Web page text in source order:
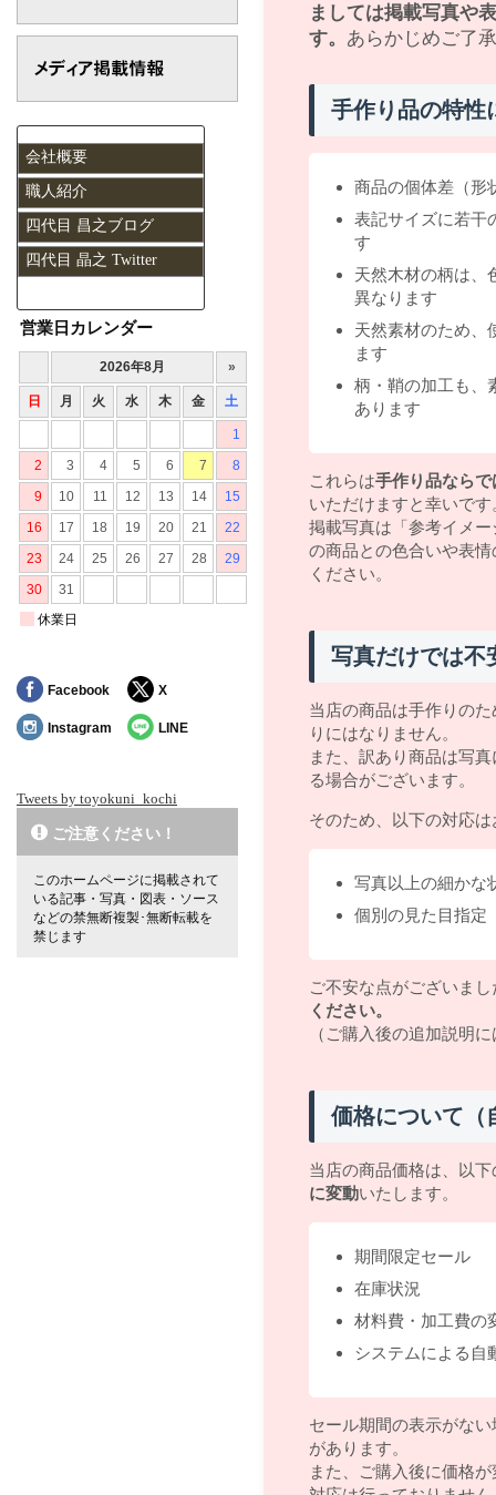
ましては掲載写真や
す。 あらかじめご了
手作り品の特性
商品の個体差（形
表記サイズに若干
す
天然木材の柄は、
異なります
天然素材のため、
ます
柄・鞘の加工も、
あります
これらは手作り品なら
いただけますと幸いです
掲載写真は「参考イメ
の商品との色合いや表
ください。
写真だけでは不
当店の商品は手作りの
りにはなりません。
また、訳あり商品は写
る場合がございます。
そのため、以下の対応
写真以上の細かな
個別の見た目指定
ご不安な点がございまし
ください。
（ご購入後の追加説明
価格について（
当店の商品価格は、以
に変動いたします。
期間限定セール
在庫状況
材料費・加工費の
システムによる自
セール期間の表示がな
があります。
また、ご購入後に価格
会社概要
職人紹介
四代目 昌之ブログ
四代目 晶之 Twitter
営業日カレンダー
Facebook X
Instagram LINE
Tweets by toyokuni_kochi
ご注意ください！
このホームページに掲載されて
いる記事・写真・図表・ソース
などの禁無断複製･無断転載を
禁じます